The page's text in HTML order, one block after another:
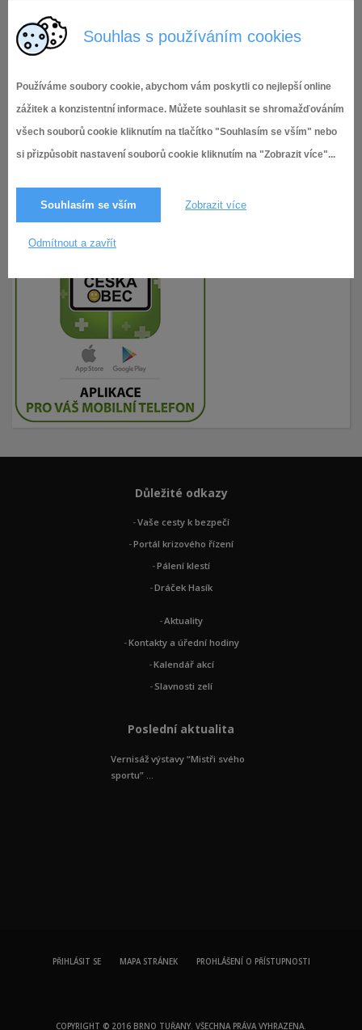
Souhlas s používáním cookies
Používáme soubory cookie, abychom vám poskytli co nejlepší online
zážitek a konzistentní informace. Můžete souhlasit se shromažďováním
všech souborů cookie kliknutím na tlačítko "Souhlasím se vším" nebo
si přizpůsobit nastavení souborů cookie kliknutím na "Zobrazit více"...
Souhlasím se vším Zobrazit více
Odmítnout a zavřít
účelové komunikace
Důležité odkazy
Vaše cesty k bezpečí
Portál krizového řízení
Pálení klestí
Dráček Hasík
Aktuality
Kontakty a úřední hodiny
Kalendář akcí
Slavnosti zelí
Poslední aktualita
Vernisáž výstavy “Mistři svého
sportu” ...
PŘIHLÁSIT SE MAPA STRÁNEK PROHLÁŠENÍ O PŘÍSTUPNOSTI
COPYRIGHT © 2016 BRNO TUŘANY. VŠECHNA PRÁVA VYHRAZENA.